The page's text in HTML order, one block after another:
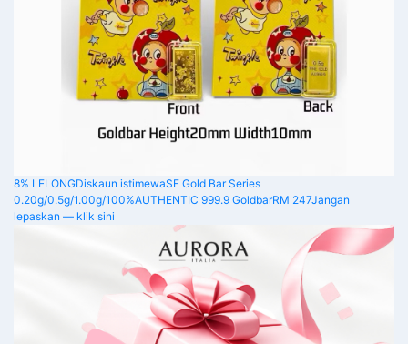
8% LELONGDiskaun istimewaSF Gold Bar Series
0.20g/0.5g/1.00g/100%AUTHENTIC 999.9 GoldbarRM 247Jangan
lepaskan — klik sini